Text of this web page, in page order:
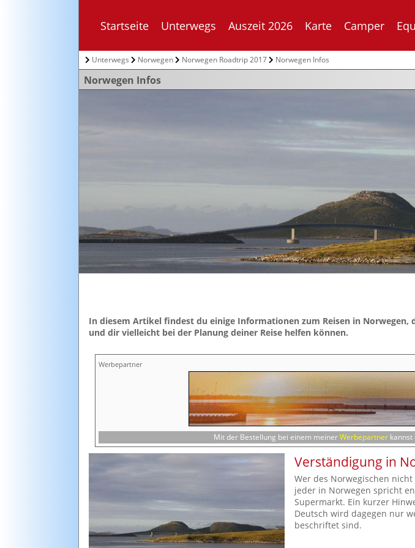
Startseite Unterwegs Auszeit 2026 Karte Camper
Unterwegs Norwegen Norwegen Roadtrip 2017 Norwegen Infos
Norwegen Infos
In diesem Artikel findest du einige Informationen zum Reisen in Norwegen,
und dir vielleicht bei der Planung deiner Reise helfen können.
Werbepartner
Mit der Bestellung bei einem meinerWerbepartnerkannst
Verständigung in
Wer des Norwegischen
jeder in Norwegen spricht
Supermarkt. Ein kurzer
Deutsch wird dagegen nur
beschriftet sind.